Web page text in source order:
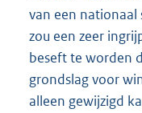
van een nationaal
zou een zeer
beseft te worden
grondslag voor
alleen gewijzigd